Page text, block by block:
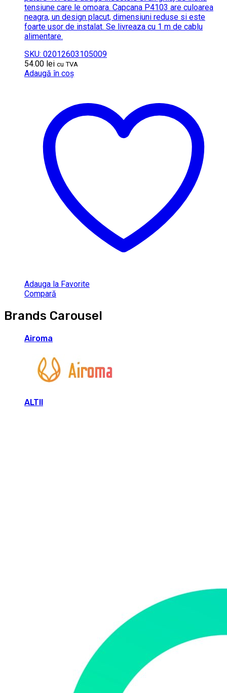
tensiune care le omoara. Capcana P4103 are culoarea
neagra, un design placut, dimensiuni reduse si este
foarte usor de instalat. Se livreaza cu 1 m de cablu
alimentare.
SKU: 02012603105009
54.00 lei cu TVA
Adaugă în coș
Adauga la Favorite
Compară
Brands Carousel
Airoma
ALTII